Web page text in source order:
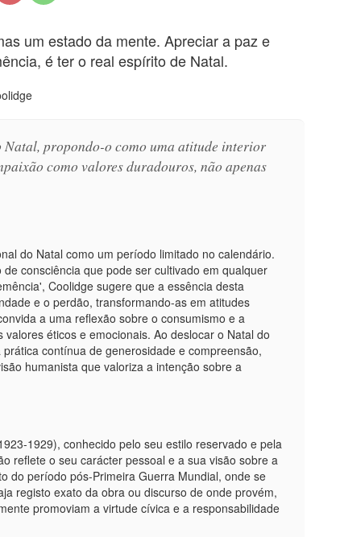
um estado da mente. Apreciar a paz e
é ter o real espírito de Natal.
propondo-o como uma atitude interior
como valores duradouros, não apenas
do Natal como um período limitado no calendário.
consciência que pode ser cultivado em qualquer
Coolidge sugere que a essência desta
e o perdão, transformando-as em atitudes
a uma reflexão sobre o consumismo e a
éticos e emocionais. Ao deslocar o Natal do
contínua de generosidade e compreensão,
humanista que valoriza a intenção sobre a
1929), conhecido pelo seu estilo reservado e pela
reflete o seu carácter pessoal e a sua visão sobre a
do período pós-Primeira Guerra Mundial, onde se
registo exato da obra ou discurso de onde provém,
promoviam a virtude cívica e a responsabilidade